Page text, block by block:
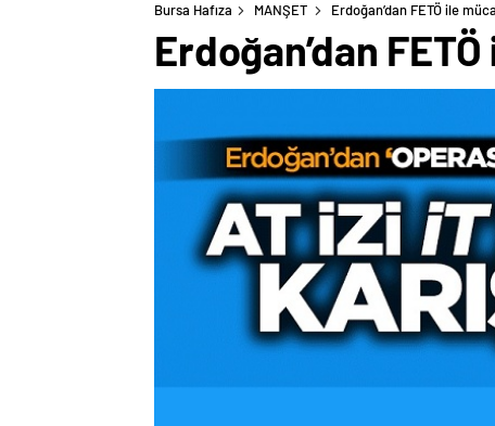
Bursa Hafıza MANŞET Erdoğan’dan FETÖ ile
Erdoğan’dan